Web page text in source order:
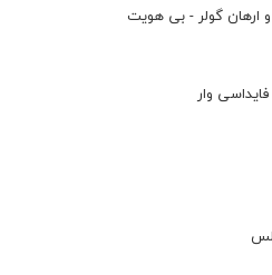
ارهان گولر - بی هویت
وار